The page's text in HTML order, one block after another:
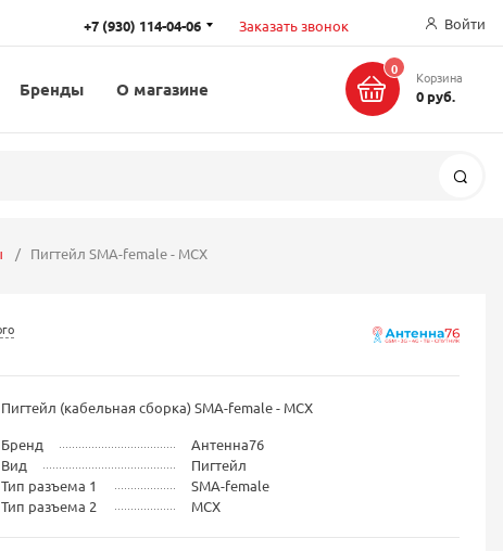
+7 (930) 114-04-06 Заказать звонок Войти
Бренды О магазине
0 Корзина
0 руб.
Пигтейл SMA-female - MCX
Пигтейл (кабельная сборка) SMA-female - MCX
Бренд
Антенна76
Вид
Пигтейл
Тип разъема 1
SMA-female
Тип разъема 2
MCX